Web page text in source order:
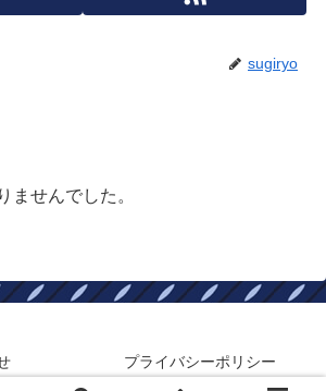
sugiryo
ませんでした。
プライバシーポリシー